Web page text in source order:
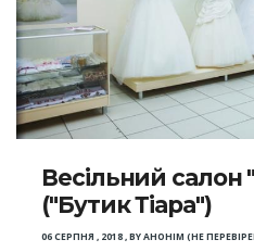
Весільний салон
("Бутик Тіара")
06 СЕРПНЯ , 2018,BYАНОНІМ (НЕ